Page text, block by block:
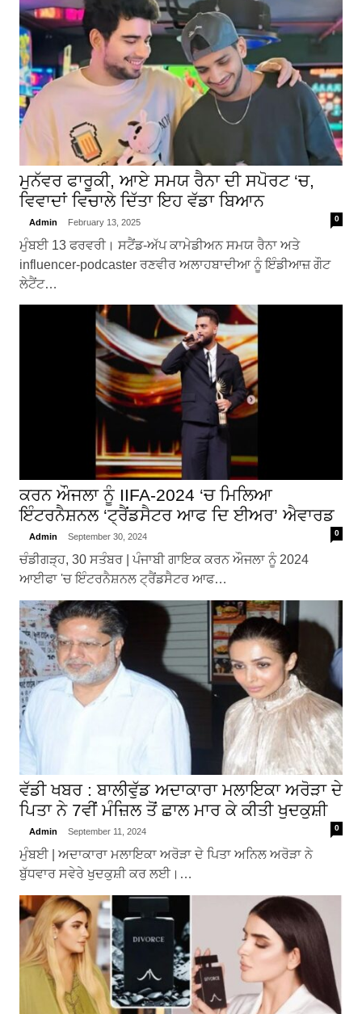
ਮੁਨੱਵਰ ਫਾਰੂਕੀ, ਆਏ ਸਮਯ ਰੈਨਾ ਦੀ ਸਪੋਰਟ ‘ਚ,
ਵਿਵਾਦਾਂ ਵਿਚਾਲੇ ਦਿੱਤਾ ਇਹ ਵੱਡਾ ਬਿਆਨ
Admin February 13, 2025 0
ਮੁੰਬਈ 13 ਫਰਵਰੀ। ਸਟੈਂਡ-ਅੱਪ ਕਾਮੇਡੀਅਨ ਸਮਯ ਰੈਨਾ ਅਤੇ
influencer-podcaster ਰਣਵੀਰ ਅਲਾਹਬਾਦੀਆ ਨੂੰ ਇੰਡੀਆਜ਼ ਗੌਟ
ਲੇਟੈਂਟ…
ਕਰਨ ਔਜਲਾ ਨੂੰ IIFA-2024 ‘ਚ ਮਿਲਿਆ
ਇੰਟਰਨੈਸ਼ਨਲ ‘ਟ੍ਰੈਂਡਸੈਟਰ ਆਫ ਦਿ ਈਅਰ’ ਐਵਾਰਡ
Admin September 30, 2024 0
ਚੰਡੀਗੜ੍ਹ, 30 ਸਤੰਬਰ | ਪੰਜਾਬੀ ਗਾਇਕ ਕਰਨ ਔਜਲਾ ਨੂੰ 2024
ਆਈਫਾ 'ਚ ਇੰਟਰਨੈਸ਼ਨਲ ਟ੍ਰੈਂਡਸੈਟਰ ਆਫ…
ਵੱਡੀ ਖਬਰ : ਬਾਲੀਵੁੱਡ ਅਦਾਕਾਰਾ ਮਲਾਇਕਾ ਅਰੋੜਾ ਦੇ
ਪਿਤਾ ਨੇ 7ਵੀਂ ਮੰਜ਼ਿਲ ਤੋਂ ਛਾਲ ਮਾਰ ਕੇ ਕੀਤੀ ਖੁਦਕੁਸ਼ੀ
Admin September 11, 2024 0
ਮੁੰਬਈ | ਅਦਾਕਾਰਾ ਮਲਾਇਕਾ ਅਰੋੜਾ ਦੇ ਪਿਤਾ ਅਨਿਲ ਅਰੋੜਾ ਨੇ
ਬੁੱਧਵਾਰ ਸਵੇਰੇ ਖੁਦਕੁਸ਼ੀ ਕਰ ਲਈ।…